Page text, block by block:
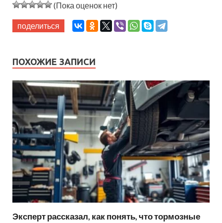
(Пока оценок нет)
поделиться
ПОХОЖИЕ ЗАПИСИ
Эксперт рассказал, как понять, что тормозные